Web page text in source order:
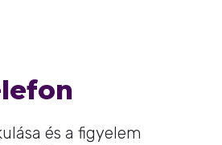
és a figyelem